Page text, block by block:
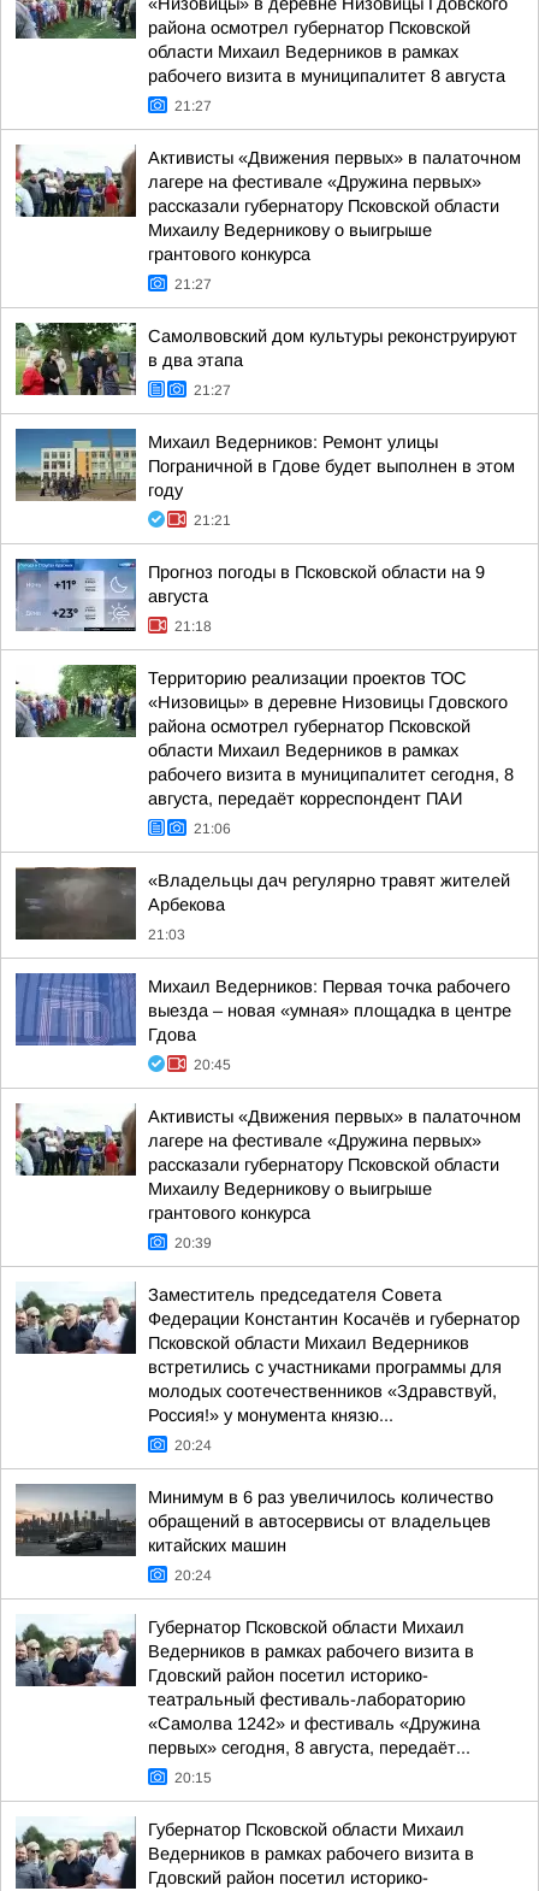
района осмотрел губернатор Псковской
области Михаил Ведерников в рамках
рабочего визита в муниципалитет 8 августа
21:27
Активисты «Движения первых» в палаточном
лагере на фестивале «Дружина первых»
рассказали губернатору Псковской области
Михаилу Ведерникову о выигрыше
грантового конкурса
21:27
Самолвовский дом культуры реконструируют
в два этапа
21:27
Михаил Ведерников: Ремонт улицы
Пограничной в Гдове будет выполнен в этом
году
21:21
Прогноз погоды в Псковской области на 9
августа
21:18
Территорию реализации проектов ТОС
«Низовицы» в деревне Низовицы Гдовского
района осмотрел губернатор Псковской
области Михаил Ведерников в рамках
рабочего визита в муниципалитет сегодня, 8
августа, передаёт корреспондент ПАИ
21:06
«Владельцы дач регулярно травят жителей
Арбекова
21:03
Михаил Ведерников: Первая точка рабочего
выезда – новая «умная» площадка в центре
Гдова
20:45
Активисты «Движения первых» в палаточном
лагере на фестивале «Дружина первых»
рассказали губернатору Псковской области
Михаилу Ведерникову о выигрыше
грантового конкурса
20:39
Заместитель председателя Совета
Федерации Константин Косачёв и губернатор
Псковской области Михаил Ведерников
встретились с участниками программы для
молодых соотечественников «Здравствуй,
Россия!» у монумента князю...
20:24
Минимум в 6 раз увеличилось количество
обращений в автосервисы от владельцев
китайских машин
20:24
Губернатор Псковской области Михаил
Ведерников в рамках рабочего визита в
Гдовский район посетил историко-
театральный фестиваль-лабораторию
«Самолва 1242» и фестиваль «Дружина
первых» сегодня, 8 августа, передаёт...
20:15
Губернатор Псковской области Михаил
Ведерников в рамках рабочего визита в
Гдовский район посетил историко-